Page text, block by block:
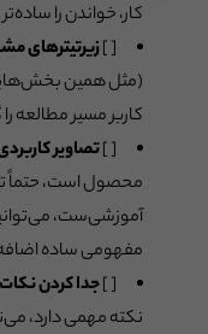
کار، خواندن را
[ ]زیرتیترهای
(مثل همین
کاربر مسیر مطالعه
[ ]تصاویر
محصول است، حتماً
آموزشی‌ست،
مفهومی ساده
[ ]جدا کردن
نکته مهمی دارد،